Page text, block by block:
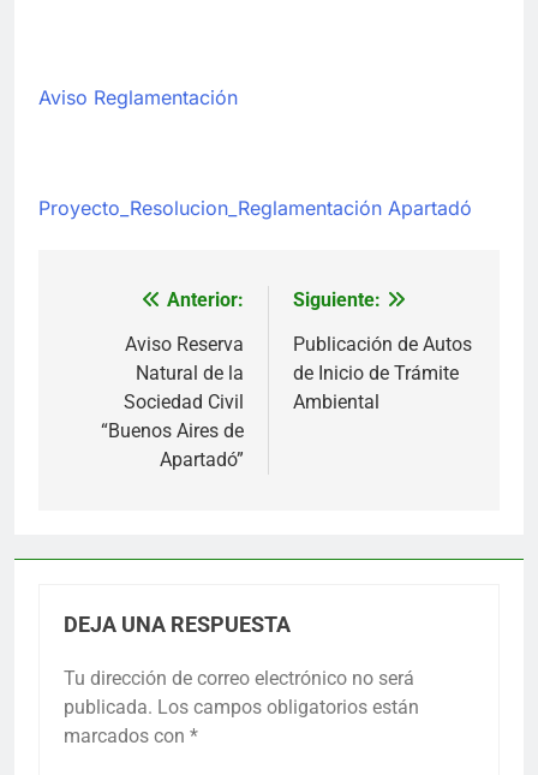
Aviso Reglamentación
Proyecto_Resolucion_Reglamentación Apartadó
Navegación
entradas
Anterior:
Aviso Reserva
Natural de la
Sociedad Civil
“Buenos Aires de
Apartadó”
Siguiente:
Publicación de Autos
de Inicio de Trámite
Ambiental
DEJA UNA RESPUESTA
Tu dirección de correo electrónico no será
publicada. Los campos obligatorios están
marcados con *